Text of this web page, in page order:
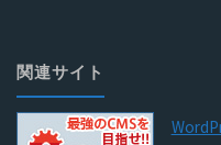
関連サイト